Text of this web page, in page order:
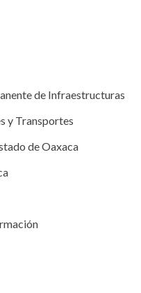
de Infraestructuras
y Transportes
de Oaxaca